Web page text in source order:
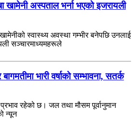
खामेनी अस्पताल भर्ना भएको इजरायली
खामेनीको स्वास्थ्य अवस्था गम्भीर बनेपछि उनलाई
सञ्चारमाध्यमहरूले
भारी वर्षाको सम्भावना, सतर्क
रहेको छ। जल तथा मौसम पूर्वानुमान
न्यून